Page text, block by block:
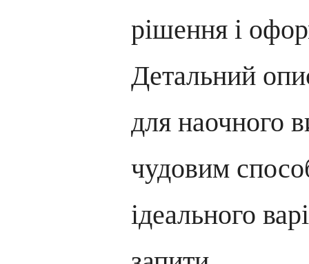
рішення і
Детальний
для наочного
чудовим
ідеального